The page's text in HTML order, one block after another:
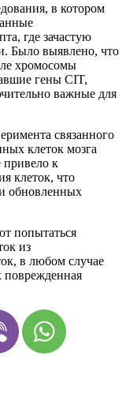
в котором
где зачастую
Было выявлено, что
хромосомы
гены CIT,
важные для
связанного
клеток мозга
привело к
клеток, что
обновленных
попытаться
из
в любом случае
поврежденная